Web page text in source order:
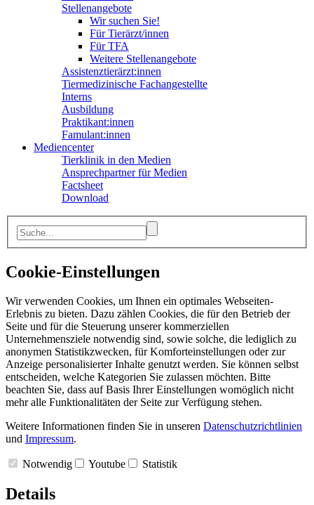
Stellenangebote
Wir suchen Sie!
Für Tierärzt/innen
Für TFA
Weitere Stellenangebote
Assistenztierärzt:innen
Tiermedizinische Fachangestellte
Interns
Ausbildung
Praktikant:innen
Famulant:innen
Mediencenter
Tierklinik in den Medien
Ansprechpartner für Medien
Factsheet
Download
Cookie-Einstellungen
Wir verwenden Cookies, um Ihnen ein optimales Webseiten-
Erlebnis zu bieten. Dazu zählen Cookies, die für den Betrieb der
Seite und für die Steuerung unserer kommerziellen
Unternehmensziele notwendig sind, sowie solche, die lediglich zu
anonymen Statistikzwecken, für Komforteinstellungen oder zur
Anzeige personalisierter Inhalte genutzt werden. Sie können selbst
entscheiden, welche Kategorien Sie zulassen möchten. Bitte
beachten Sie, dass auf Basis Ihrer Einstellungen womöglich nicht
mehr alle Funktionalitäten der Seite zur Verfügung stehen.
Weitere Informationen finden Sie in unseren Datenschutzrichtlinien
und Impressum.
Notwendig Youtube Statistik
Details